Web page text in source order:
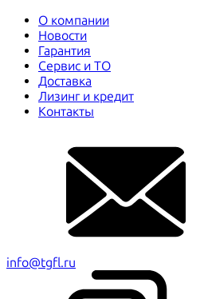
О компании
Новости
Гарантия
Сервис и ТО
Доставка
Лизинг и кредит
Контакты
info@tgfl.ru